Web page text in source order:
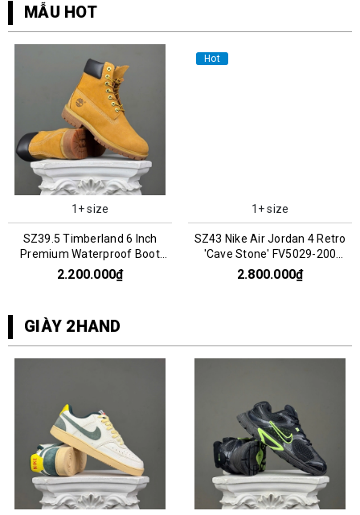
MẪU HOT
1+ size
SZ39.5 Timberland 6 Inch
Premium Waterproof Boot
'Wheat' 066969
2.200.000₫
Hot
1+ size
SZ43 Nike Air Jordan 4 Retro
'Cave Stone' FV5029-200
066960
2.800.000₫
GIÀY 2HAND